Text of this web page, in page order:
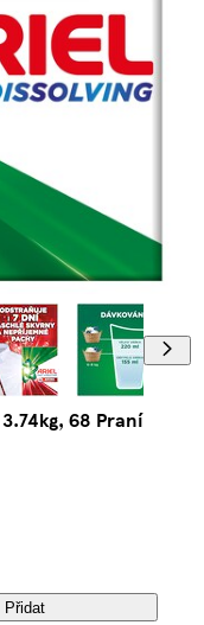
68 Praní
Přidat